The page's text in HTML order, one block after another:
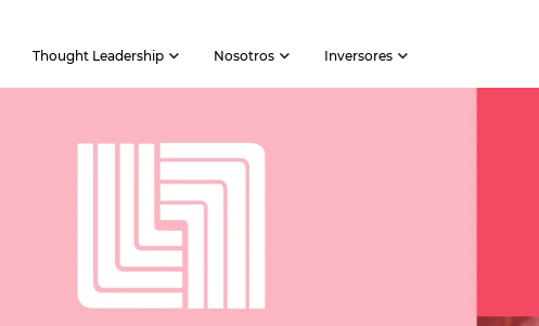
Thought Leadership Nosotros Inversores